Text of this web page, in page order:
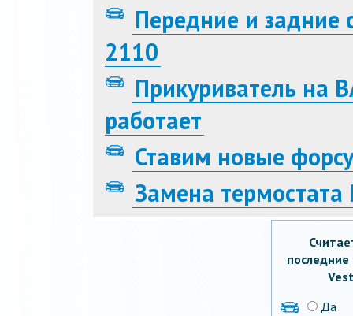
Передние и задние
2110
Прикуриватель на
работает
Ставим новые
Замена
Да